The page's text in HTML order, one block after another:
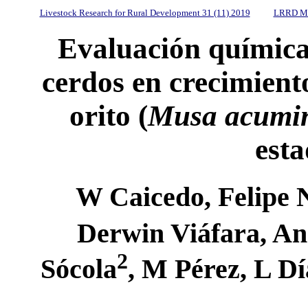
Livestock Research for Rural Development 31 (11) 2019 LRRD
Evaluación
cerdos en
orito (Musa
W Caicedo, Felipe
Derwin Viáfara,
Sócola2, M Pérez, L